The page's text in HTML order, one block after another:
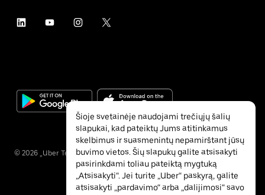
© 2026 „Uber Technologies“ Inc.
Šioje svetainėje naudojami trečiųjų šalių
slapukai, kad pateiktų Jums atitinkamus
skelbimus ir suasmenintų nepamirštant jūsų
buvimo vietos. Šių slapukų galite atsisakyti
pasirinkdami toliau pateiktą mygtuką
„Atsisakyti“. Jei turite „Uber“ paskyrą, galite
atsisakyti „pardavimo“ arba „dalijimosi“ savo